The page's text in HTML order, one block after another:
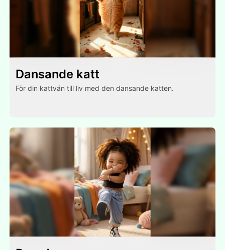
Dansande katt
För din kattvän till liv med den dansande katten.